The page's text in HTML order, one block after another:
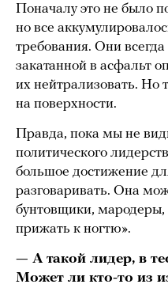
Поначалу это не было
но все
требования. Они
закатанной в асфальт
их нейтрализовать. Но
на поверхности.
Правда, пока мы не
политического
большое достижение
разговаривать. Она
бунтовщики, мародеры,
прижать к ногтю».
— А такой лидер, в
Может ли кто-то из